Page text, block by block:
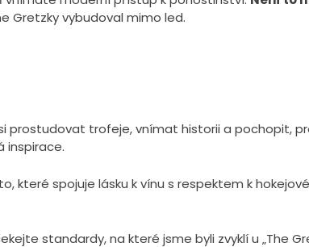
Gretzky vybudoval mimo led.
prostudovat trofeje, vnímat historii a pochopit,
inspirace.
které spojuje lásku k vínu s respektem k
standardy, na které jsme byli zvyklí u „The